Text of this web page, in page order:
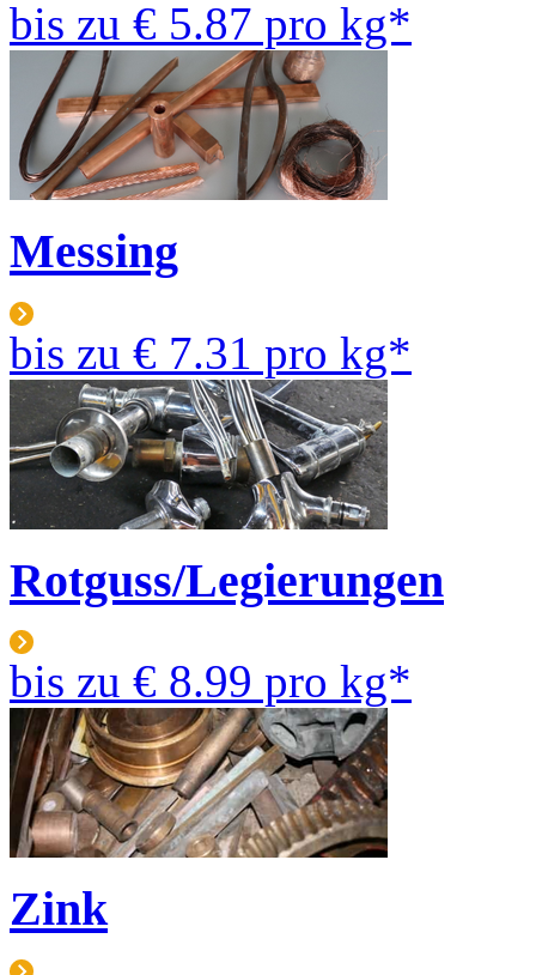
bis zu € 5.87 pro kg*
Messing
bis zu € 7.31 pro kg*
Rotguss/Legierungen
bis zu € 8.99 pro kg*
Zink